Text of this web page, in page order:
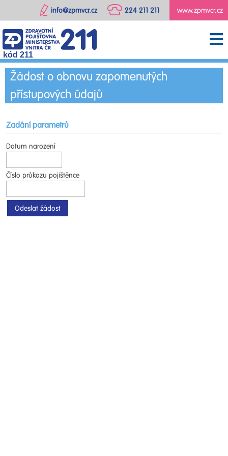
www.zpmvcr.cz
224 211 211
info@zpmvcr.cz
kód 211
Žádost o obnovu zapomenutých
přístupových údajů
Zadání parametrů
Datum narození
Číslo průkazu pojištěnce